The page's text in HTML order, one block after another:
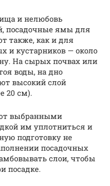
и нелюбовь
посадочные ямы для
также, как и для
и кустарников — около
На сырых почвах или
воды, на дно
высокий слой
20 см).
выбранными
им уплотниться и
подготовку не
посадочных
слои, чтобы
посадке.